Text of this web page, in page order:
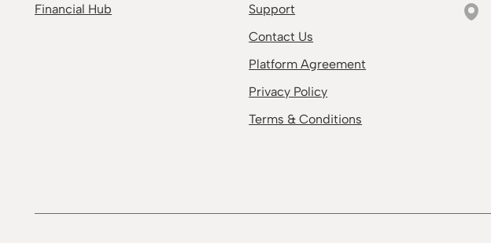
Financial Hub
Support
Contact Us
Platform Agreement
Privacy Policy
Terms & Conditions